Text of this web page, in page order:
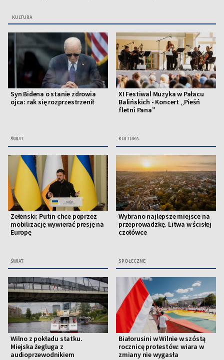
KULTURA
Syn Bidena o stanie zdrowia
ojca: rak się rozprzestrzenił
ŚWIAT
XI Festiwal Muzyka w Pałacu
Balińskich - Koncert „Pieśń
fletni Pana”
KULTURA
Zełenski: Putin chce poprzez
mobilizację wywierać presję na
Europę
ŚWIAT
Wybrano najlepsze miejsce na
przeprowadzkę. Litwa w ścisłej
czołówce
SPOŁECZNE
Wilno z pokładu statku.
Miejska żegluga z
audioprzewodnikiem
Białorusini w Wilnie w szóstą
rocznicę protestów: wiara w
zmiany nie wygasła